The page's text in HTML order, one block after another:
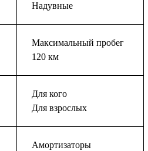
Надувные
Максимальный пробег
120 км
Для кого
Для взрослых
Амортизаторы